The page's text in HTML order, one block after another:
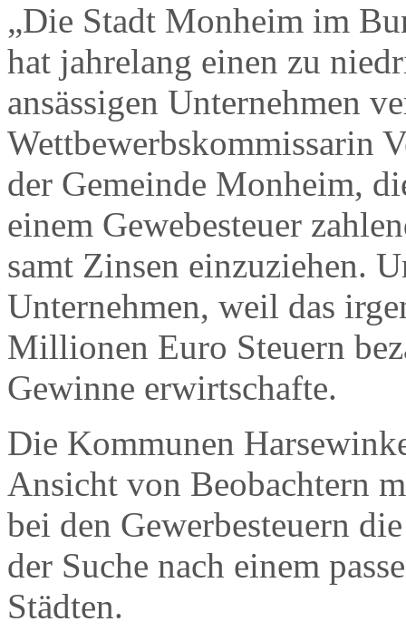
„Die Stadt Monheim im
hat jahrelang einen zu
ansässigen Unternehmen
Wettbewerbskommissarin
der Gemeinde Monheim,
einem Gewebesteuer
samt Zinsen einzuziehen.
Unternehmen, weil das
Millionen Euro Steuern
Gewinne erwirtschafte.
Die Kommunen
Ansicht von Beobachtern
bei den Gewerbesteuern
der Suche nach einem
Städten.